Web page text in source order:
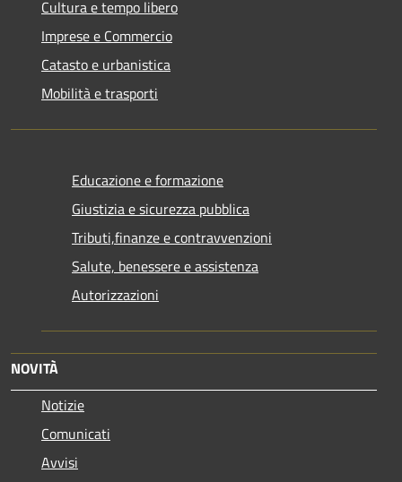
Cultura e tempo libero
Imprese e Commercio
Catasto e urbanistica
Mobilità e trasporti
Educazione e formazione
Giustizia e sicurezza pubblica
Tributi,finanze e contravvenzioni
Salute, benessere e assistenza
Autorizzazioni
NOVITÀ
Notizie
Comunicati
Avvisi